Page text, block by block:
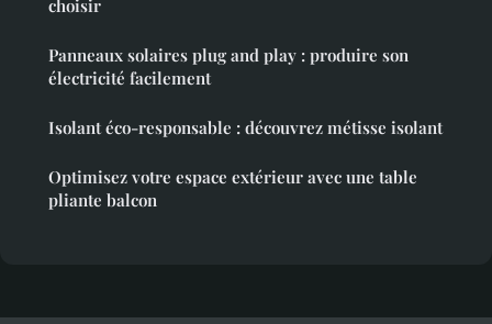
choisir
Panneaux solaires plug and play : produire son
électricité facilement
Isolant éco-responsable : découvrez métisse isolant
Optimisez votre espace extérieur avec une table
pliante balcon